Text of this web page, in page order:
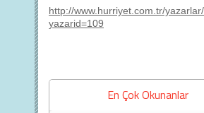
http://www.hurriyet.com.tr/
yazarid=109
En Çok Okunanlar